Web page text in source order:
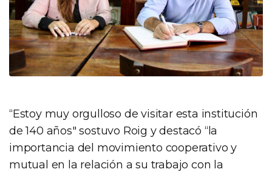
“Estoy muy orgulloso de visitar esta institución
de 140 años" sostuvo Roig y destacó “la
importancia del movimiento cooperativo y
mutual en la relación a su trabajo con la